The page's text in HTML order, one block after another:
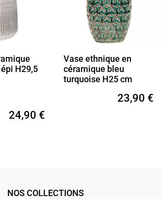
en
bleu
Grand Vase Céramique
Bleu Turquoise Motif
Mailles Japonaises -
NOS COLLECTIONS